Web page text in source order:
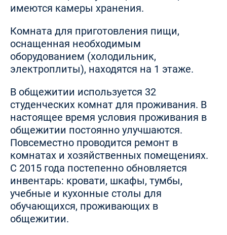
имеются камеры хранения.
Комната для приготовления пищи,
оснащенная необходимым
оборудованием (холодильник,
электроплиты), находятся на 1 этаже.
В общежитии используется 32
студенческих комнат для проживания. В
настоящее время условия проживания в
общежитии постоянно улучшаются.
Повсеместно проводится ремонт в
комнатах и хозяйственных помещениях.
С 2015 года постепенно обновляется
инвентарь: кровати, шкафы, тумбы,
учебные и кухонные столы для
обучающихся, проживающих в
общежитии.